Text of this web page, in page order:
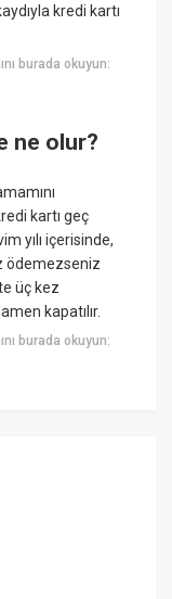
kredi kartı
burada okuyun:
ne olur?
kartı geç
yılı içerisinde,
ödemezseniz
üç kez
kapatılır.
burada okuyun: